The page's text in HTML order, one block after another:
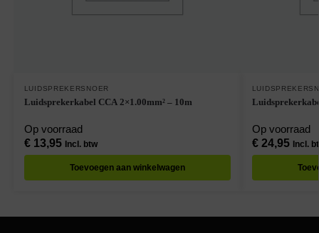
LUIDSPREKERSNOER
Luidsprekerkabel CCA 2×1.00mm² – 10m
Op voorraad
€13,95 Incl. btw
Toevoegen aan winkelwagen
Op voorraad
€24,95 Incl.